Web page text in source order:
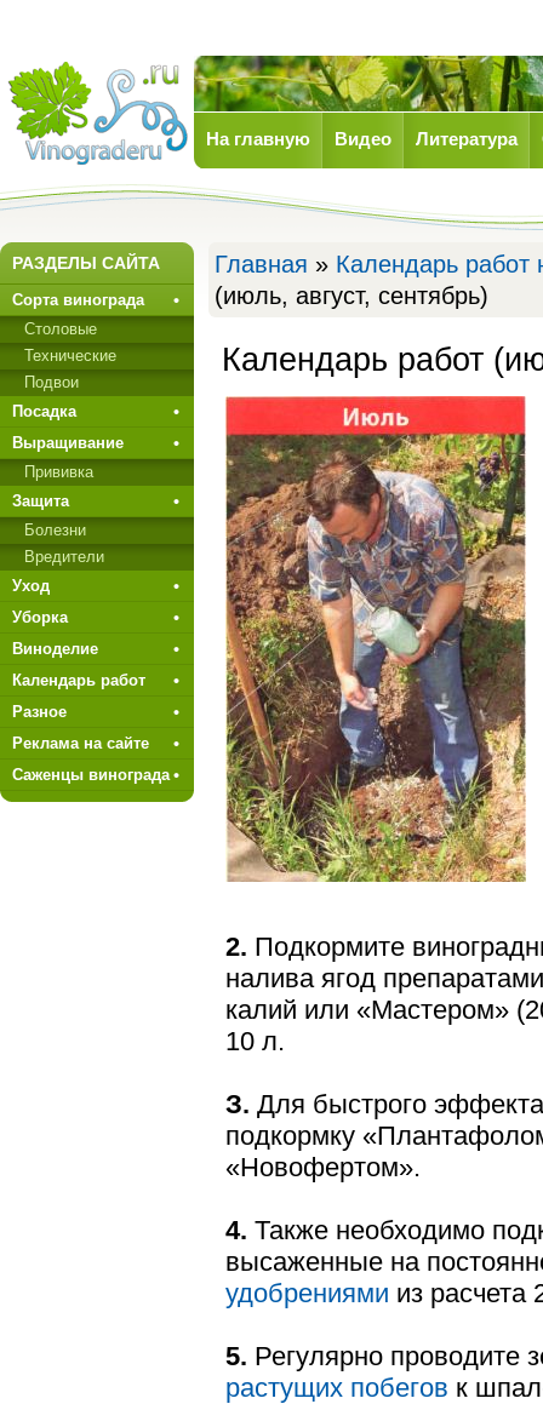
Виноград
На главную Видео Литература
Главная » Календарь работ
(июль, август, сентябрь)
Календарь работ
2. Подкормите
налива ягод
калий или «Мастером»
10 л.
З. Для быстрого
подкормку
«Новофертом».
4. Также необходимо
высаженные на
удобрениями из расчета
5. Регулярно проводите
растущих побегов к
РАЗДЕЛЫ САЙТА
Сорта винограда
Столовые
Технические
Подвои
Посадка
Выращивание
Прививкa
Защита
Болезни
Вредители
Уход
Уборка
Виноделие
Календарь работ
Разное
Реклама на сайте
Саженцы винограда